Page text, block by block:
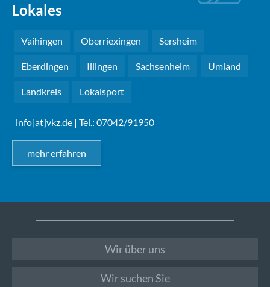
Lokales
Vaihingen Oberriexingen Sersheim
Eberdingen Illingen Sachsenheim Umland
Landkreis Lokalsport
info[at]vkz.de | Tel.: 07042/91950
mehr erfahren
Wir über uns
Wir suchen Sie